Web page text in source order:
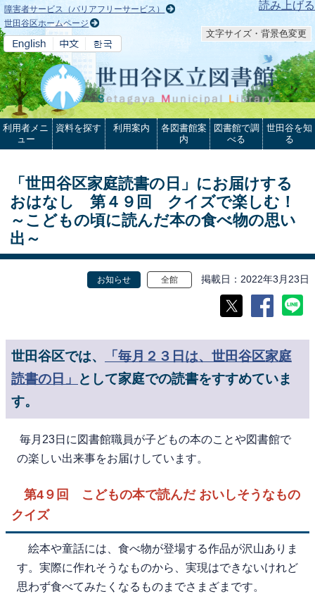
本文へ 読み上げる
障害者サービス（バリアフリーサービス）
世田谷区ホームページ
文字サイズ・背景色変更
利用者メニ
ュー
資料を探す 利用案内
各図書館案
内
図書館で調
べる
世田谷を知
る
「世田谷区家庭読書の日」にお届けする
おはなし 第４９回 クイズで楽しむ！
～こどもの頃に読んだ本の食べ物の思い
出～
お知らせ 全館 掲載日 2022年3月23日
世田谷区では、
「毎月２３日は、世田谷区家庭
読書の日」
として家庭での読書をすすめていま
す。
毎月23日に図書館職員が子どもの本のことや図書館で
の楽しい出来事をお届けしています。
第4９回 こどもの本で読んだ おいしそうなもの
クイズ
絵本や童話には、食べ物が登場する作品が沢山ありま
す。実際に作れそうなものから、実現はできないけれど
思わず食べてみたくなるものまでさまざまです。